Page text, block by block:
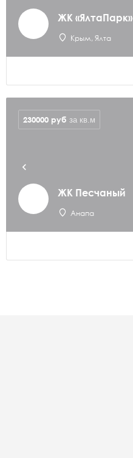
ЖК «ЯлтаПарк»
Крым, Ялта
ЖК Песчаный
Анапа
230000 руб за кв.м